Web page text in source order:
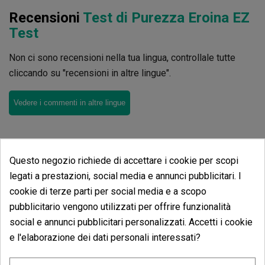
Recensioni Test di Purezza Eroina EZ
Test
Non ci sono recensioni nella tua lingua, controllale tutte
cliccando su "recensioni in altre lingue".
Vedere i commenti in altre lingue
Stessa categoria prodotti Test di
Purezza Eroina EZ Test
Questo negozio richiede di accettare i cookie per scopi
legati a prestazioni, social media e annunci pubblicitari. I
cookie di terze parti per social media e a scopo
pubblicitario vengono utilizzati per offrire funzionalità
social e annunci pubblicitari personalizzati. Accetti i cookie
e l'elaborazione dei dati personali interessati?